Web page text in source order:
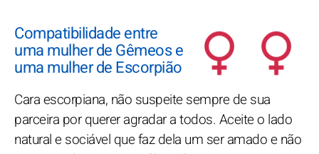
Compatibilidade entre
uma mulher de Gêmeos e
uma mulher de Escorpião
Cara escorpiana, não suspeite sempre de sua
parceira por querer agradar a todos. Aceite o lado
natural e sociável que faz dela um ser amado e não